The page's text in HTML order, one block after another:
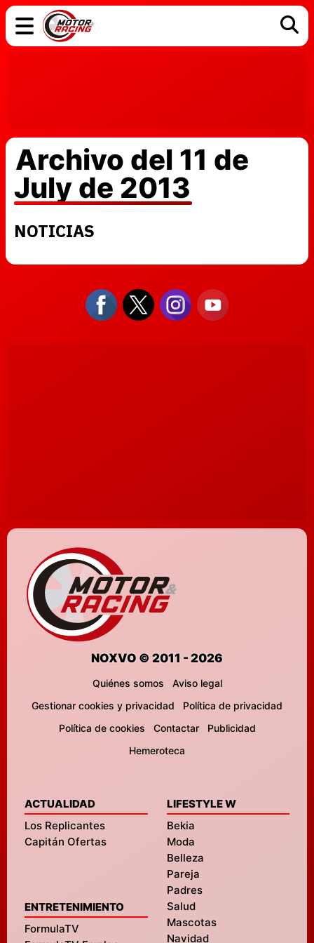
Archivo del 11 de
July de 2013
NOTICIAS
NOXVO © 2011 - 2026
Quiénes somos
Aviso legal
Gestionar cookies y privacidad
Política de privacidad
Política de cookies
Contactar
Publicidad
Hemeroteca
ACTUALIDAD
Los Replicantes
Capitán Ofertas
ENTRETENIMIENTO
FormulaTV
LIFESTYLE W
Bekia
Moda
Belleza
Pareja
Padres
Salud
Mascotas
Navidad